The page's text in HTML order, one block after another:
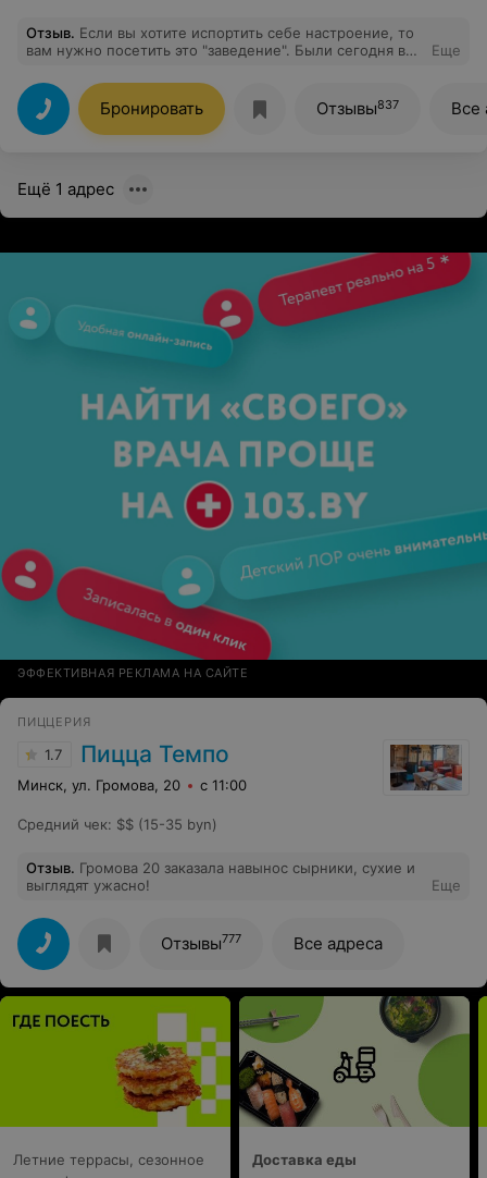
Отзыв. Если вы хотите испортить себе настроение, то
вам нужно посетить это "заведение". Были сегодня в
принесли сразу.Ёще заказали тарелку шашлыков и
ассорти из зелени и овощей.Спросили у официанта
спросили сколько готовится шашлык она сказала не
более 45 минут. Мы прождали более часа и нам
сказала что нужно подождать ещё двадцать минут.В
Еще
Бронировать Отзывы837 Все
Ещё 1 адрес
ЭФФЕКТИВНАЯ РЕКЛАМА НА САЙТЕ
ПИЦЦЕРИЯ
1.7 Пицца Темпо
Минск, ул. Громова, 20 с 11:00
Средний чек: $$ (15-35 byn)
Отзыв. Громова 20 заказала навынос сырники, сухие и
выглядят ужасно!
Еще
Отзывы777 Все адреса
Летние террасы, сезонное
Доставка еды